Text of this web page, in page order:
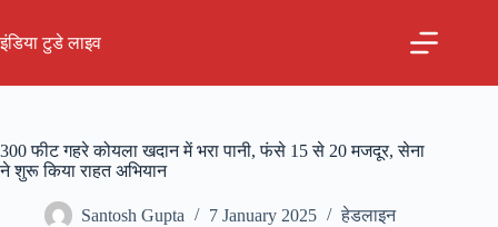
content
इंडिया टुडे लाइव
300 फीट गहरे कोयला खदान में भरा पानी, फंसे 15 से 20 मजदूर, सेना
ने शुरू किया राहत अभियान
Santosh Gupta 7 January 2025 हेडलाइन